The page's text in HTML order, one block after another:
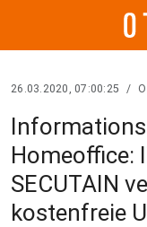
26.03.2020, 07:00:25 /
Homeoffice:
SECUTAIN
kostenfreie